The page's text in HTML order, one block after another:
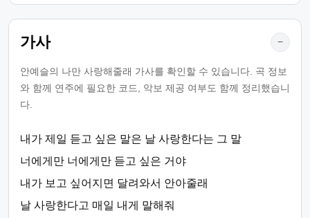
가사 −
안예슬의 나만 사랑해줄래 가사를 확인할 수 있습니다. 곡 정보
와 함께 연주에 필요한 코드, 악보 제공 여부도 함께 정리했습니
다.
내가 제일 듣고 싶은 말은 날 사랑한다는 그 말
너에게만 너에게만 듣고 싶은 거야
내가 보고 싶어지면 달려와서 안아줄래
날 사랑한다고 매일 내게 말해줘